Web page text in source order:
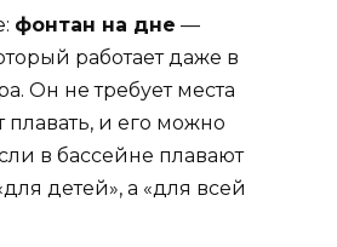
фонтан на дне —
работает даже в
Он не требует места
плавать, и его можно
в бассейне плавают
детей», а «для всей